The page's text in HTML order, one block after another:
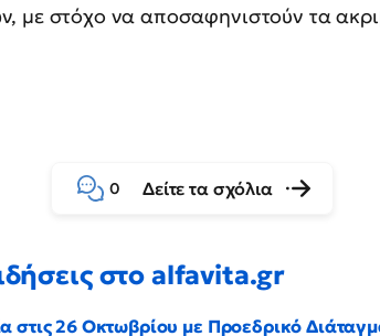
με στόχο να αποσαφηνιστούν τα
0 Δείτε τα σχόλια
στο alfavita.gr
στις 26 Οκτωβρίου με Προεδρικό